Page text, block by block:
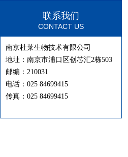
联系我们
CONTACT US
南京杜莱生物技术有限公司
地址：南京市浦口区创芯汇2栋503
邮编：210031
电话：025 84699415
传真：025 84699415